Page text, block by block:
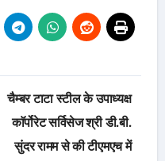
चैम्बर टाटा स्टील के उपाध्यक्ष
काॅर्पोरेट सर्विसेज श्री डी.बी.
सुंदर रामम से की टीएमएच में